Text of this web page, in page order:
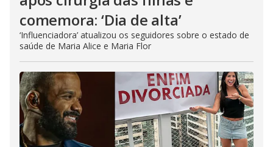
comemora: ‘Dia de alta’
‘Influenciadora’ atualizou os seguidores sobre o estado de
saúde de Maria Alice e Maria Flor